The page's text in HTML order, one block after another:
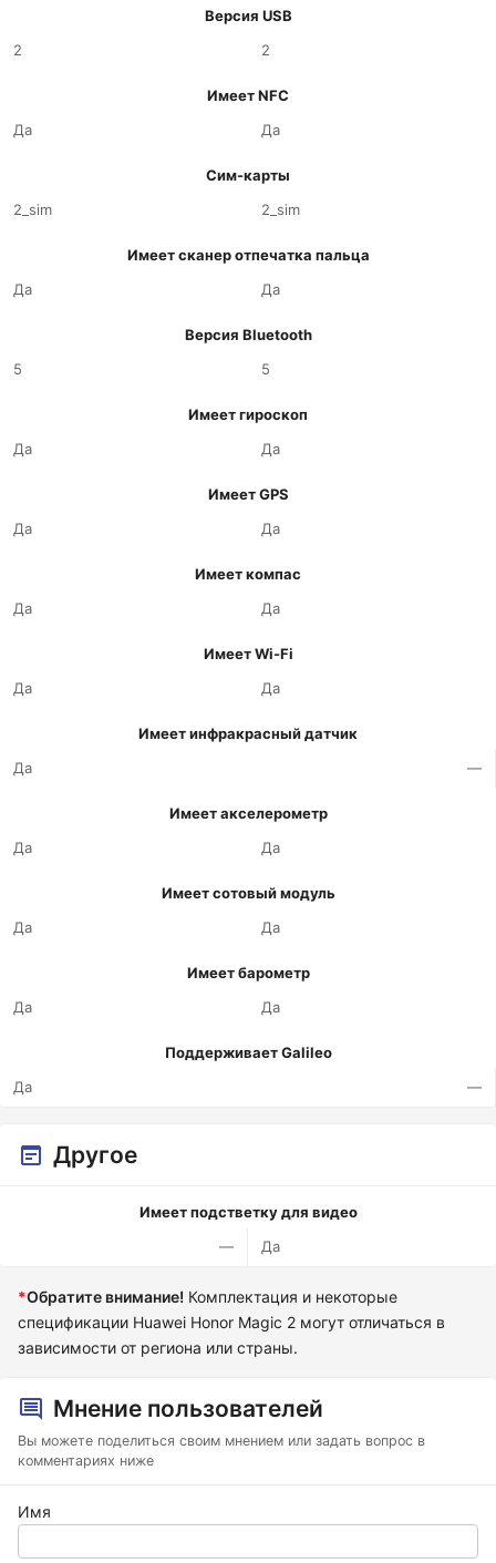
Версия USB
2
2
Имеет NFC
Да
Да
Сим-карты
2_sim
2_sim
Имеет сканер отпечатка пальца
Да
Да
Версия Bluetooth
5
5
Имеет гироскоп
Да
Да
Имеет GPS
Да
Да
Имеет компас
Да
Да
Имеет Wi-Fi
Да
Да
Имеет инфракрасный датчик
Да
—
Имеет акселерометр
Да
Да
Имеет сотовый модуль
Да
Да
Имеет барометр
Да
Да
Поддерживает Galileo
Да
—
Другое
Имеет подстветку для видео
—
Да
*Обратите внимание! Комплектация и некоторые
спецификации Huawei Honor Magic 2 могут отличаться в
зависимости от региона или страны.
Мнение пользователей
Вы можете поделиться своим мнением или задать вопрос в
комментариях ниже
Имя